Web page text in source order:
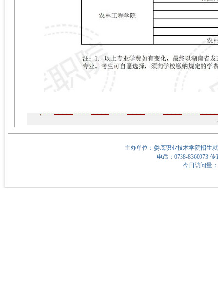
主办单位：娄底职业技术学院招生
电话：0738-8360973
今日访问量